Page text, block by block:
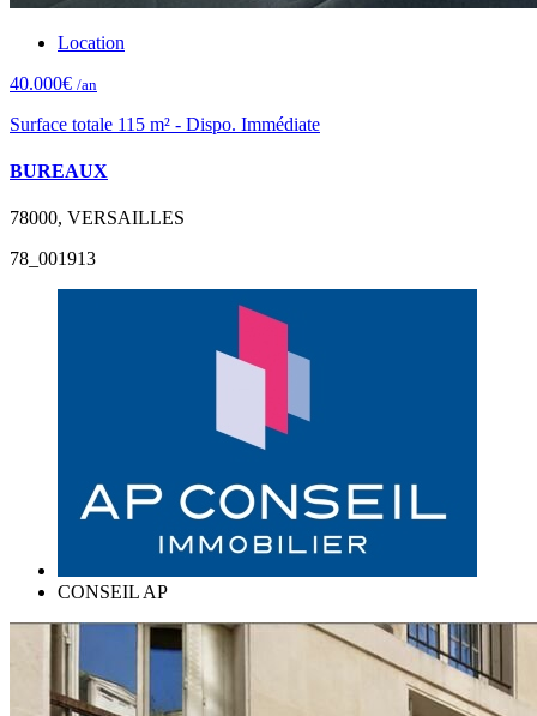
Location
40.000€ /an
Surface totale 115 m² - Dispo. Immédiate
BUREAUX
78000, VERSAILLES
78_001913
CONSEIL AP